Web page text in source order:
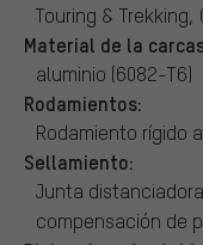
Touring & Trekking,
Material de la
aluminio (6082-T6)
Rodamientos:
Rodamiento rígido
Sellamiento:
Junta
compensación de